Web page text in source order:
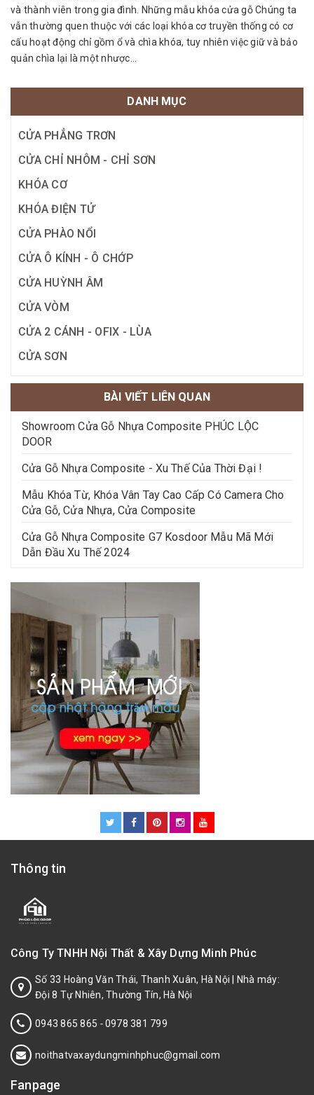
và thành viên trong gia đình. Những mẫu khóa cửa gỗ Chúng ta
vẫn thường quen thuộc với các loại khóa cơ truyền thống có cơ
cấu hoạt động chỉ gồm ổ và chìa khóa, tuy nhiên việc giữ và bảo
quản chìa lại là một nhược...
DANH MỤC
CỬA PHẲNG TRƠN
CỬA CHỈ NHÔM - CHỈ SƠN
KHÓA CƠ
KHÓA ĐIỆN TỬ
CỬA PHÀO NỔI
CỬA Ô KÍNH - Ô CHỚP
CỬA HUỲNH ÂM
CỬA VÒM
CỬA 2 CÁNH - OFIX - LÙA
CỬA SƠN
BÀI VIẾT LIÊN QUAN
Showroom Cửa Gỗ Nhựa Composite PHÚC LỘC
DOOR
Cửa Gỗ Nhựa Composite - Xu Thế Của Thời Đại !
Mẫu Khóa Từ, Khóa Vân Tay Cao Cấp Có Camera Cho
Cửa Gỗ, Cửa Nhựa, Cửa Composite
Cửa Gỗ Nhựa Composite G7 Kosdoor Mẫu Mã Mới
Dẫn Đầu Xu Thế 2024
Thông tin
Công Ty TNHH Nội Thất & Xây Dựng Minh Phúc
Số 33 Hoàng Văn Thái, Thanh Xuân, Hà Nội | Nhà máy:
Đội 8 Tự Nhiên, Thường Tín, Hà Nội
0943 865 865 -0978 381 799
noithatvaxaydungminhphuc@gmail.com
Fanpage